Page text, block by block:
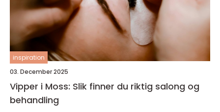
inspiration
03. December 2025
Vipper i Moss: Slik finner du riktig salong og
behandling